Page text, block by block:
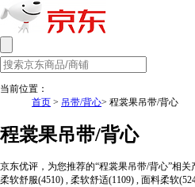
当前位置：
首页 > 吊带/背心> 程裳果吊带/背心
程裳果吊带/背心
京东优评，为您推荐的“程裳果吊带/背心”相
柔软舒服(4510) , 柔软舒适(1109) , 面料柔软